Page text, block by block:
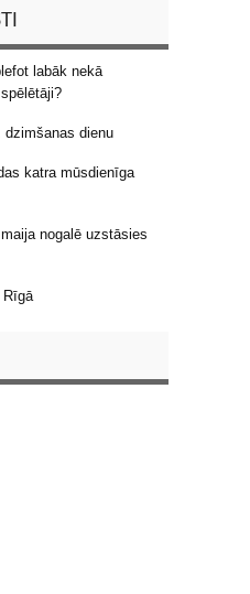
labāk nekā
dzimšanas dienu
katra mūsdienīga
nogalē uzstāsies